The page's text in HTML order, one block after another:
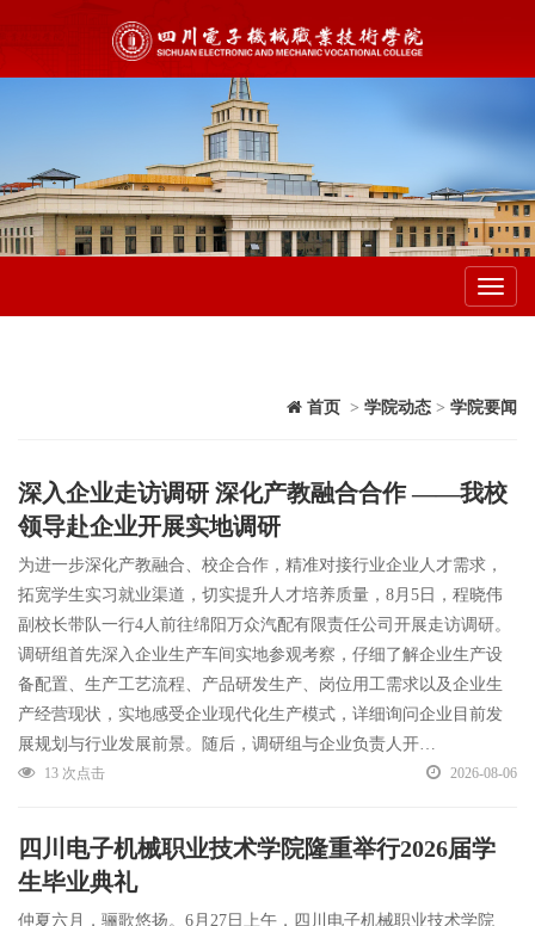
首页 > 学院动态 > 学院要闻
深入企业走访调研 深化产教融合合作 ——我校
领导赴企业开展实地调研
为进一步深化产教融合、校企合作，精准对接行业企业人才需求，
拓宽学生实习就业渠道，切实提升人才培养质量，8月5日，程晓伟
副校长带队一行4人前往绵阳万众汽配有限责任公司开展走访调研。
调研组首先深入企业生产车间实地参观考察，仔细了解企业生产设
备配置、生产工艺流程、产品研发生产、岗位用工需求以及企业生
产经营现状，实地感受企业现代化生产模式，详细询问企业目前发
展规划与行业发展前景。随后，调研组与企业负责人开…
13 次点击 2026-08-06
四川电子机械职业技术学院隆重举行2026届学
生毕业典礼
仲夏六月，骊歌悠扬。6月27日上午，四川电子机械职业技术学院